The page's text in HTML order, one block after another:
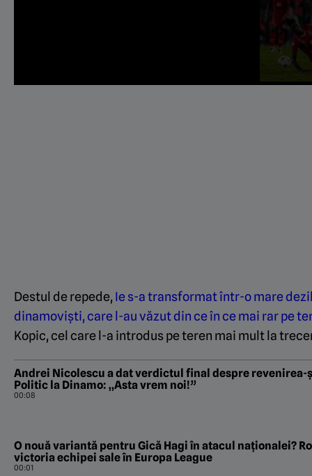
Destul de repede, Ie s-a transformat într-o mare
dinamoviști, care l-au văzut din ce în ce mai rar pe
Kopic, cel care l-a introdus pe teren mai mult la
Andrei Nicolescu a dat verdictul final despre revenirea-
Politic la Dinamo: „Asta vrem noi!”
00:08
O nouă variantă pentru Gică Hagi în atacul naționalei?
victoria echipei sale în Europa League
00:01